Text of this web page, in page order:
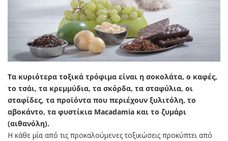
Τα κυριότερα τοξικά τρόφιμα είναι η σοκολάτα, ο καφές,
το τσάι, τα κρεμμύδια, τα σκόρδα, τα σταφύλια, οι
σταφίδες, τα προϊόντα που περιέχουν ξυλιτόλη, το
αβοκάντο, τα φυστίκια Macadamia και το ζυμάρι
(αιθανόλη).
Η κάθε μία από τις προκαλούμενες τοξικώσεις προκύπτει από